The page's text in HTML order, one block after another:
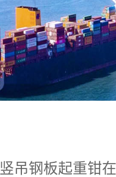
竖吊钢板起重钳